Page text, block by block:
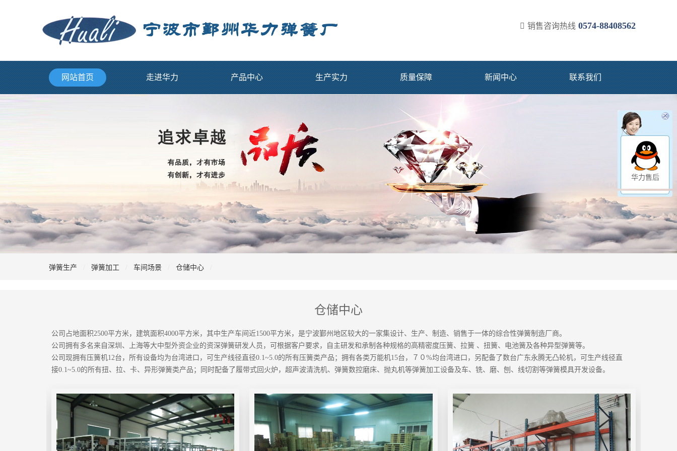
华力售后
销售咨询热线 0574-88408562
网站首页 走进华力 产品中心 生产实力 质量保障 新闻中心 联系我们
弹簧生产 弹簧加工 车间场景 仓储中心
仓储中心
公司占地面积2500平方米，建筑面积4000平方米，其中生产车间近1500平方米，是宁波鄞州地区较大的一家集设计、生产、制造、销售于一体的综合性弹簧制造厂商。
公司拥有多名来自深圳、上海等大中型外资企业的资深弹簧研发人员，可根据客户要求，自主研发和承制各种规格的高精密度压簧、拉簧 、扭簧、电池簧及各种异型弹簧等。
公司现拥有压簧机12台，所有设备均为台湾进口，可生产线径直径0.1~5.0的所有压簧类产品；拥有各类万能机15台，７０%均台湾进口，另配备了数台广东永腾无凸轮机，可生产线径直
接0.1~5.0的所有扭、拉、卡、异形弹簧类产品；同时配备了履带式回火炉，超声波清洗机、弹簧数控磨床、抛丸机等弹簧加工设备及车、铣、磨、刨、线切割等弹簧模具开发设备。